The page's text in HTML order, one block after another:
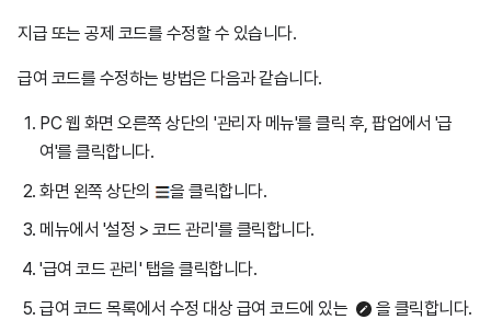
지급 또는 공제 코드를 수정할 수 있습니다.
급여 코드를 수정하는 방법은 다음과 같습니다.
PC 웹 화면 오른쪽 상단의 '관리자 메뉴'를 클릭 후, 팝업에서 '급
여'를 클릭합니다.
화면 왼쪽 상단의
을 클릭합니다.
메뉴에서 '설정 > 코드 관리'를 클릭합니다.
'급여 코드 관리' 탭을 클릭합니다.
급여 코드 목록에서 수정 대상 급여 코드에 있는
을 클릭합니다.